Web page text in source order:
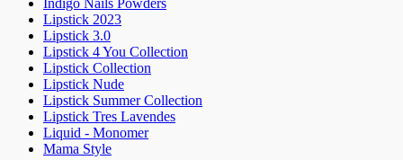
Indigo Nails Powders
Lipstick 2023
Lipstick 3.0
Lipstick 4 You Collection
Lipstick Collection
Lipstick Nude
Lipstick Summer Collection
Lipstick Tres Lavendes
Liquid - Monomer
Mama Style